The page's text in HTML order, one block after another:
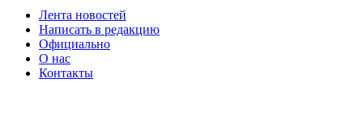
Лента новостей
Написать в редакцию
Официально
О нас
Контакты